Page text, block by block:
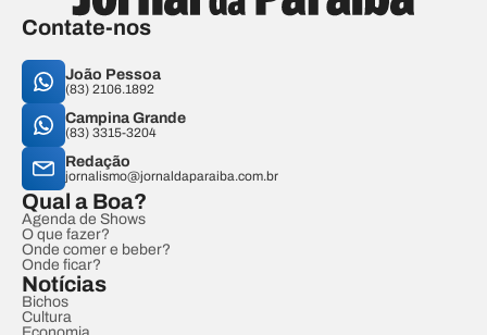
Contate-nos
João Pessoa
(83) 2106.1892
Campina Grande
(83) 3315-3204
Redação
jornalismo@jornaldaparaiba.com.br
Qual a Boa?
Agenda de Shows
O que fazer?
Onde comer e beber?
Onde ficar?
Notícias
Bichos
Cultura